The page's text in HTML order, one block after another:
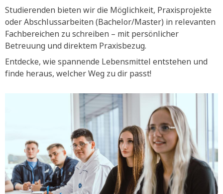
Studierenden bieten wir die Möglichkeit, Praxisprojekte
oder Abschlussarbeiten (Bachelor/Master) in relevanten
Fachbereichen zu schreiben – mit persönlicher
Betreuung und direktem Praxisbezug.
Entdecke, wie spannende Lebensmittel entstehen und
finde heraus, welcher Weg zu dir passt!